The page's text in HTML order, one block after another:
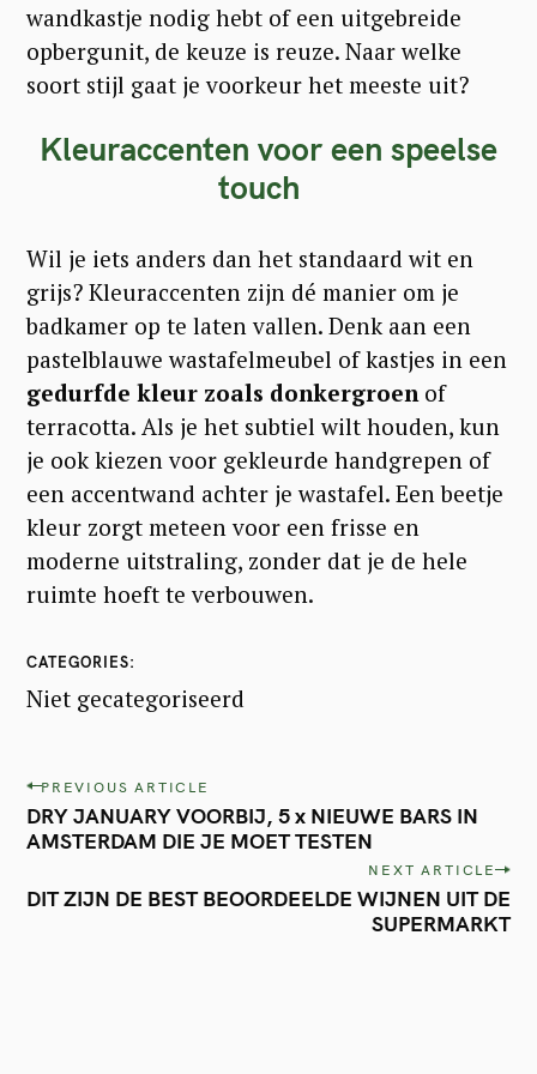
wandkastje nodig hebt of een uitgebreide
opbergunit, de keuze is reuze. Naar welke
soort stijl gaat je voorkeur het meeste uit?
Kleuraccenten voor een speelse
touch
Wil je iets anders dan het standaard wit en
grijs? Kleuraccenten zijn dé manier om je
badkamer op te laten vallen. Denk aan een
pastelblauwe wastafelmeubel of kastjes in een
gedurfde kleur zoals donkergroen of
terracotta. Als je het subtiel wilt houden, kun
je ook kiezen voor gekleurde handgrepen of
een accentwand achter je wastafel. Een beetje
kleur zorgt meteen voor een frisse en
moderne uitstraling, zonder dat je de hele
ruimte hoeft te verbouwen.
CATEGORIES
Niet gecategoriseerd
P
o
t
PREVIOUS ARTICLE
DRY JANUARY VOORBIJ, 5 x NIEUWE BARS IN
AMSTERDAM DIE JE MOET TESTEN
NEXT ARTICLE
DIT ZIJN DE BEST BEOORDEELDE WIJNEN UIT DE
SUPERMARKT
S
e
a
r
c
f
o
: